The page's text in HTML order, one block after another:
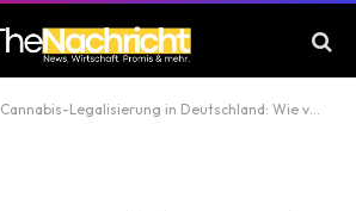
Cannabis-Legalisierung in Deutschland: Wie verändert sich der Growshop-Markt?